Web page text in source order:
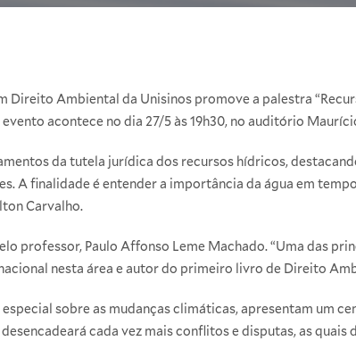
Direito Ambiental da Unisinos promove a palestra
acontece no dia 27/5 às 19h30, no auditório
da tutela jurídica dos recursos hídricos,
A finalidade é entender a importância da água em
Carvalho.
professor, Paulo Affonso Leme Machado. “Uma das
nesta área e autor do primeiro livro de Direito
sobre as mudanças climáticas, apresentam um
cada vez mais conflitos e disputas, as quais